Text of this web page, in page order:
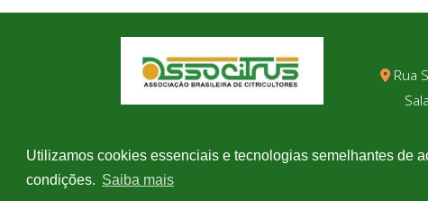
Rua
Utilizamos cookies essenciais e tecnologias semelhantes de
condições. Saiba mais